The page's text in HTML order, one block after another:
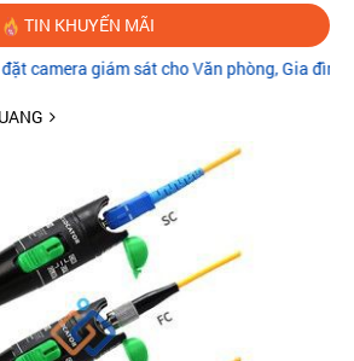
TIN KHUYẾN MÃI
giám sát cho Văn phòng, Gia đình|